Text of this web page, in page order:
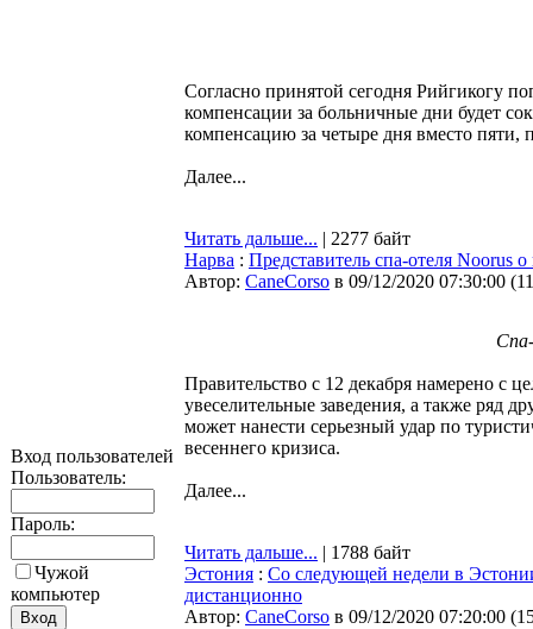
Вход пользователей
Пользователь:
Пароль:
Чужой
компьютер
Согласно принятой сегодня Рийгикогу
компенсации за больничные дни будет
компенсацию за четыре дня вместо пяти,
Далее...
Читать дальше... | 2277 байт
Нарва : Представитель спа-отеля Noorus
Автор: CaneCorso в 09/12/2020 07:30:00 (
Правительство с 12 декабря намерено с
увеселительные заведения, а также ряд
может нанести серьезный удар по
весеннего кризиса.
Далее...
Читать дальше... | 1788 байт
Эстония : Со следующей недели в
дистанционно
Автор: CaneCorso в 09/12/2020 07:20:00 (